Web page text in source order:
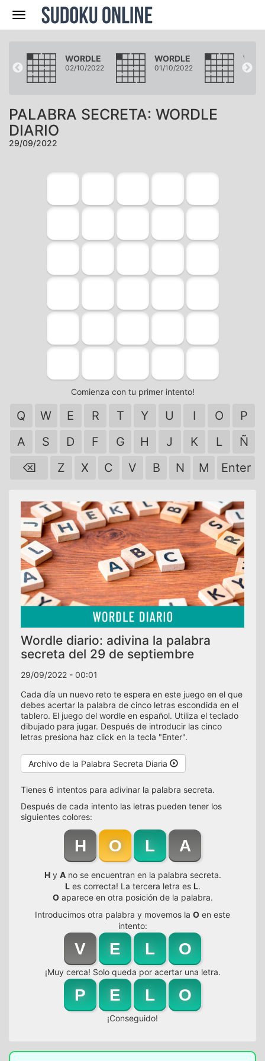
Navegación
WORDLE
02/10/2022
WORDLE
01/10/2022 30/
PALABRA SECRETA: WORDLE
DIARIO
29/09/2022
Comienza con tu primer intento!
Q W E R T Y U I O
P
A
S D F G H J K L
Ñ
⌫
Z X C V B N M Enter
Wordle diario: adivina la palabra
secreta del 29 de septiembre
29/09/2022 - 00:01
Cada día un nuevo reto te espera en este juego en el que
debes acertar la palabra de cinco letras escondida en el
tablero. El juego del wordle en español. Utiliza el teclado
dibujado para jugar. Después de introducir las cinco
letras presiona haz click en la tecla "Enter".
Archivo de la Palabra Secreta Diaria
Tienes 6 intentos para adivinar la palabra secreta.
Después de cada intento las letras pueden tener los
siguientes colores:
H O L A
Hy Ano se encuentran en la palabra secreta.
Les correcta! La tercera letra es L.
Oaparece en otra posición de la palabra.
Introducimos otra palabra y movemos la O en este
intento:
V E L O
¡Muy cerca! Solo queda por acertar una letra.
P E L O
¡Conseguido!